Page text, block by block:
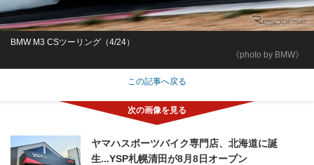
《photo by BMW》
BMW M3 CSツーリング（4/24）
この記事へ戻る
ヤマハスポーツバイク専門店、北海道に誕
生...YSP札幌清田が8月8日オープン